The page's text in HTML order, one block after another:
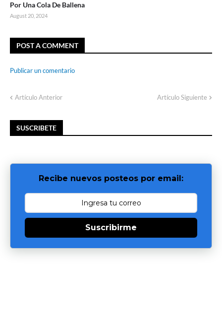
Por Una Cola De Ballena
August 20, 2024
POST A COMMENT
Publicar un comentario
Artículo Anterior Artículo Siguiente
SUSCRIBETE
Recibe nuevos posteos por email:
Suscribirme